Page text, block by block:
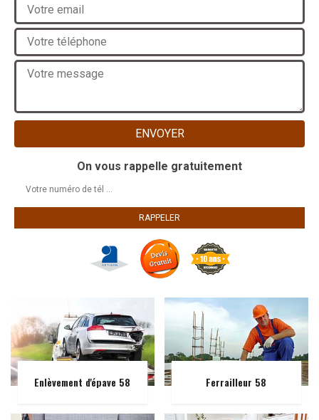
On vous rappelle gratuitement
Enlèvement d'épave 58 Ferrailleur 58